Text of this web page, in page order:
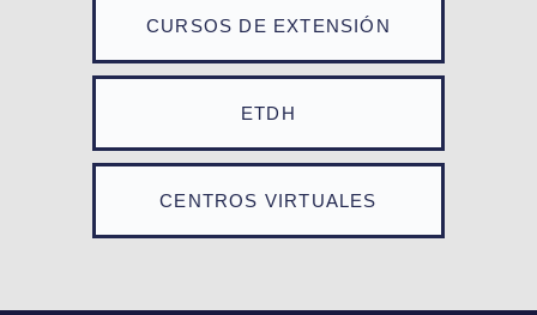
CURSOS DE EXTENSIÓN
ETDH
CENTROS VIRTUALES